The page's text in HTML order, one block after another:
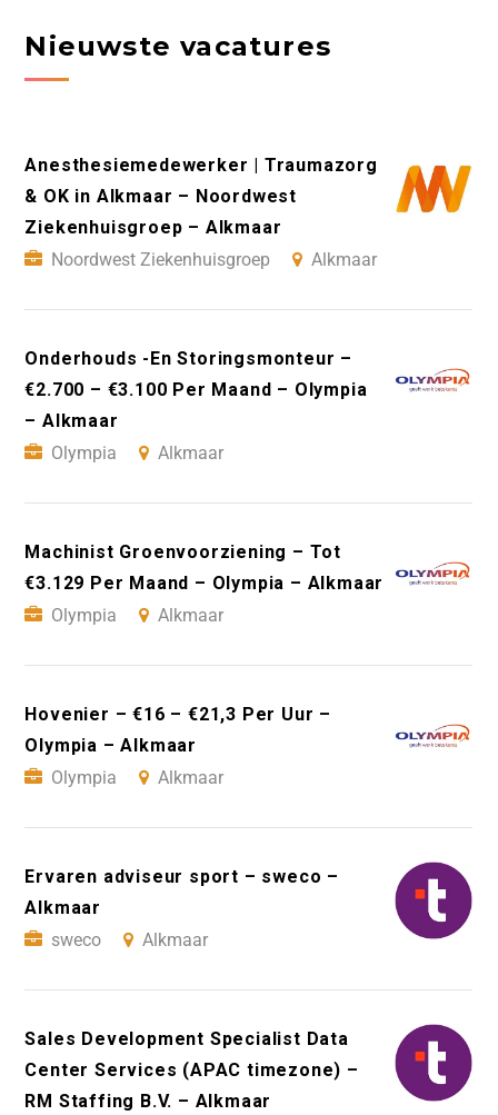
Nieuwste vacatures
Anesthesiemedewerker | Traumazorg
& OK in Alkmaar – Noordwest
Ziekenhuisgroep – Alkmaar
Noordwest Ziekenhuisgroep
Alkmaar
Onderhouds -En Storingsmonteur –
€2.700 – €3.100 Per Maand – Olympia
– Alkmaar
Olympia
Alkmaar
Machinist Groenvoorziening – Tot
€3.129 Per Maand – Olympia – Alkmaar
Olympia
Alkmaar
Hovenier – €16 – €21,3 Per Uur –
Olympia – Alkmaar
Olympia
Alkmaar
Ervaren adviseur sport – sweco –
Alkmaar
sweco
Alkmaar
Sales Development Specialist Data
Center Services (APAC timezone) –
RM Staffing B.V. – Alkmaar